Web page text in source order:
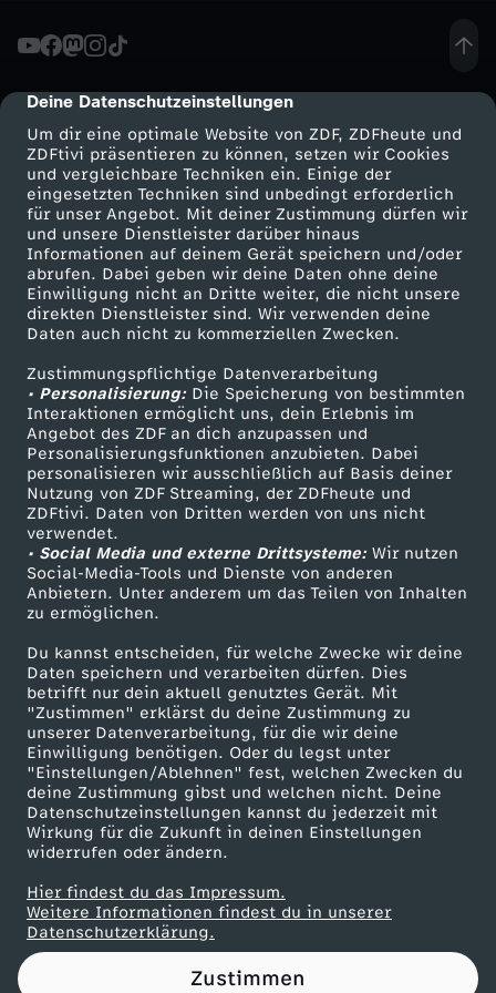
cmp-dialog-description
Deine Datenschutzeinstellungen
Um dir eine optimale Website von ZDF, ZDFheute und
ZDFtivi präsentieren zu können, setzen wir Cookies
und vergleichbare Techniken ein. Einige der
eingesetzten Techniken sind unbedingt erforderlich
für unser Angebot. Mit deiner Zustimmung dürfen wir
und unsere Dienstleister darüber hinaus
Informationen auf deinem Gerät speichern und/oder
abrufen. Dabei geben wir deine Daten ohne deine
Einwilligung nicht an Dritte weiter, die nicht unsere
direkten Dienstleister sind. Wir verwenden deine
Daten auch nicht zu kommerziellen Zwecken.
Zustimmungspflichtige Datenverarbeitung
• Personalisierung:Die Speicherung von bestimmten
Interaktionen ermöglicht uns, dein Erlebnis im
Angebot des ZDF an dich anzupassen und
Personalisierungsfunktionen anzubieten. Dabei
personalisieren wir ausschließlich auf Basis deiner
Nutzung von ZDF Streaming, der ZDFheute und
ZDFtivi. Daten von Dritten werden von uns nicht
verwendet.
• Social Media und externe Drittsysteme:Wir nutzen
Social-Media-Tools und Dienste von anderen
Anbietern. Unter anderem um das Teilen von Inhalten
zu ermöglichen.
Du kannst entscheiden, für welche Zwecke wir deine
Daten speichern und verarbeiten dürfen. Dies
betrifft nur dein aktuell genutztes Gerät. Mit
"Zustimmen" erklärst du deine Zustimmung zu
unserer Datenverarbeitung, für die wir deine
Einwilligung benötigen. Oder du legst unter
"Einstellungen/Ablehnen" fest, welchen Zwecken du
deine Zustimmung gibst und welchen nicht. Deine
Datenschutzeinstellungen kannst du jederzeit mit
Wirkung für die Zukunft in deinen Einstellungen
widerrufen oder ändern.
Hier findest du das Impressum.
Weitere Informationen findest du in unserer
Datenschutzerklärung.
Zustimmen
i
t
1
2
:
"
J
u
l
e
,
d
u
h
a
s
t
K
Mehr ZDF
ZDF-Apps
Smart TV
ZDFtext
Livestreams
Sendungen A-Z
TV-Programm
Service
ZDFmitreden
Kontakt zum ZDF
Tickets
Zuschauerservice
Hilfe
ZDF Unternehmen
Karriere
ZDF goes Schule
Werbefernsehen
Mainzelmännchen
Partner